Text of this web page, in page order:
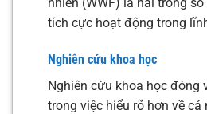
tích cực hoạt động trong
Nghiên cứu khoa học
Nghiên cứu khoa học đóng
trong việc hiểu rõ hơn về